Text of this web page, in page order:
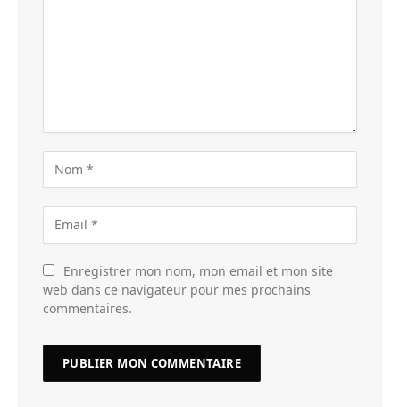
Enregistrer mon nom, mon email et mon site
web dans ce navigateur pour mes prochains
commentaires.